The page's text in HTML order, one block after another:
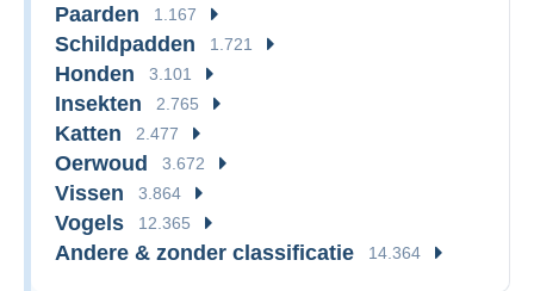
Paarden 1.167
Schildpadden 1.721
Honden 3.101
Insekten 2.765
Katten 2.477
Oerwoud 3.672
Vissen 3.864
Vogels 12.365
Andere & zonder classificatie 14.364